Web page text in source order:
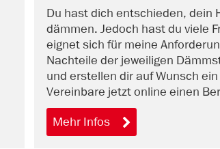
Du hast dich entschieden, dein
dämmen. Jedoch hast du viele
eignet sich für meine
Nachteile der jeweiligen
und erstellen dir auf Wunsch
Vereinbare jetzt online einen
Mehr Infos